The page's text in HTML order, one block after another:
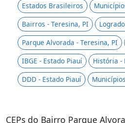
Estados Brasileiros
Bairros - Teresina, PI
Parque Alvorada - Teresina, PI
IBGE - Estado Piauí
História -
DDD - Estado Piauí
CEPs do Bairro Parque